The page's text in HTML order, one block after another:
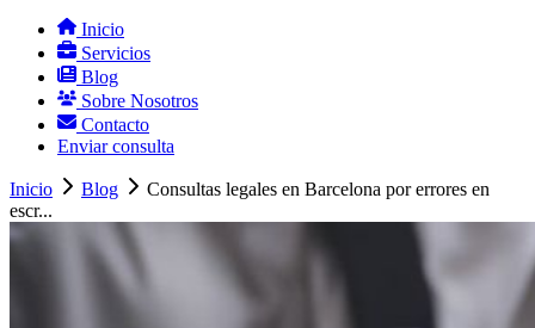
Inicio
Servicios
Blog
Sobre Nosotros
Contacto
Enviar consulta
Inicio Blog
Consultas legales en Barcelona por errores en
escr...